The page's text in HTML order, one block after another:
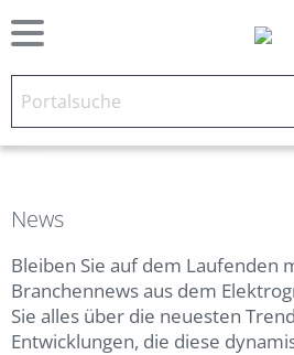
News
Bleiben Sie auf dem Laufenden
Branchennews aus dem
Sie alles über die neuesten
Entwicklungen, die diese